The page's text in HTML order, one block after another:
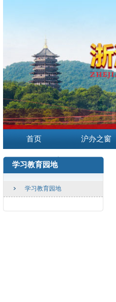
首页 沪办之窗
学习教育园地
学习教育园地